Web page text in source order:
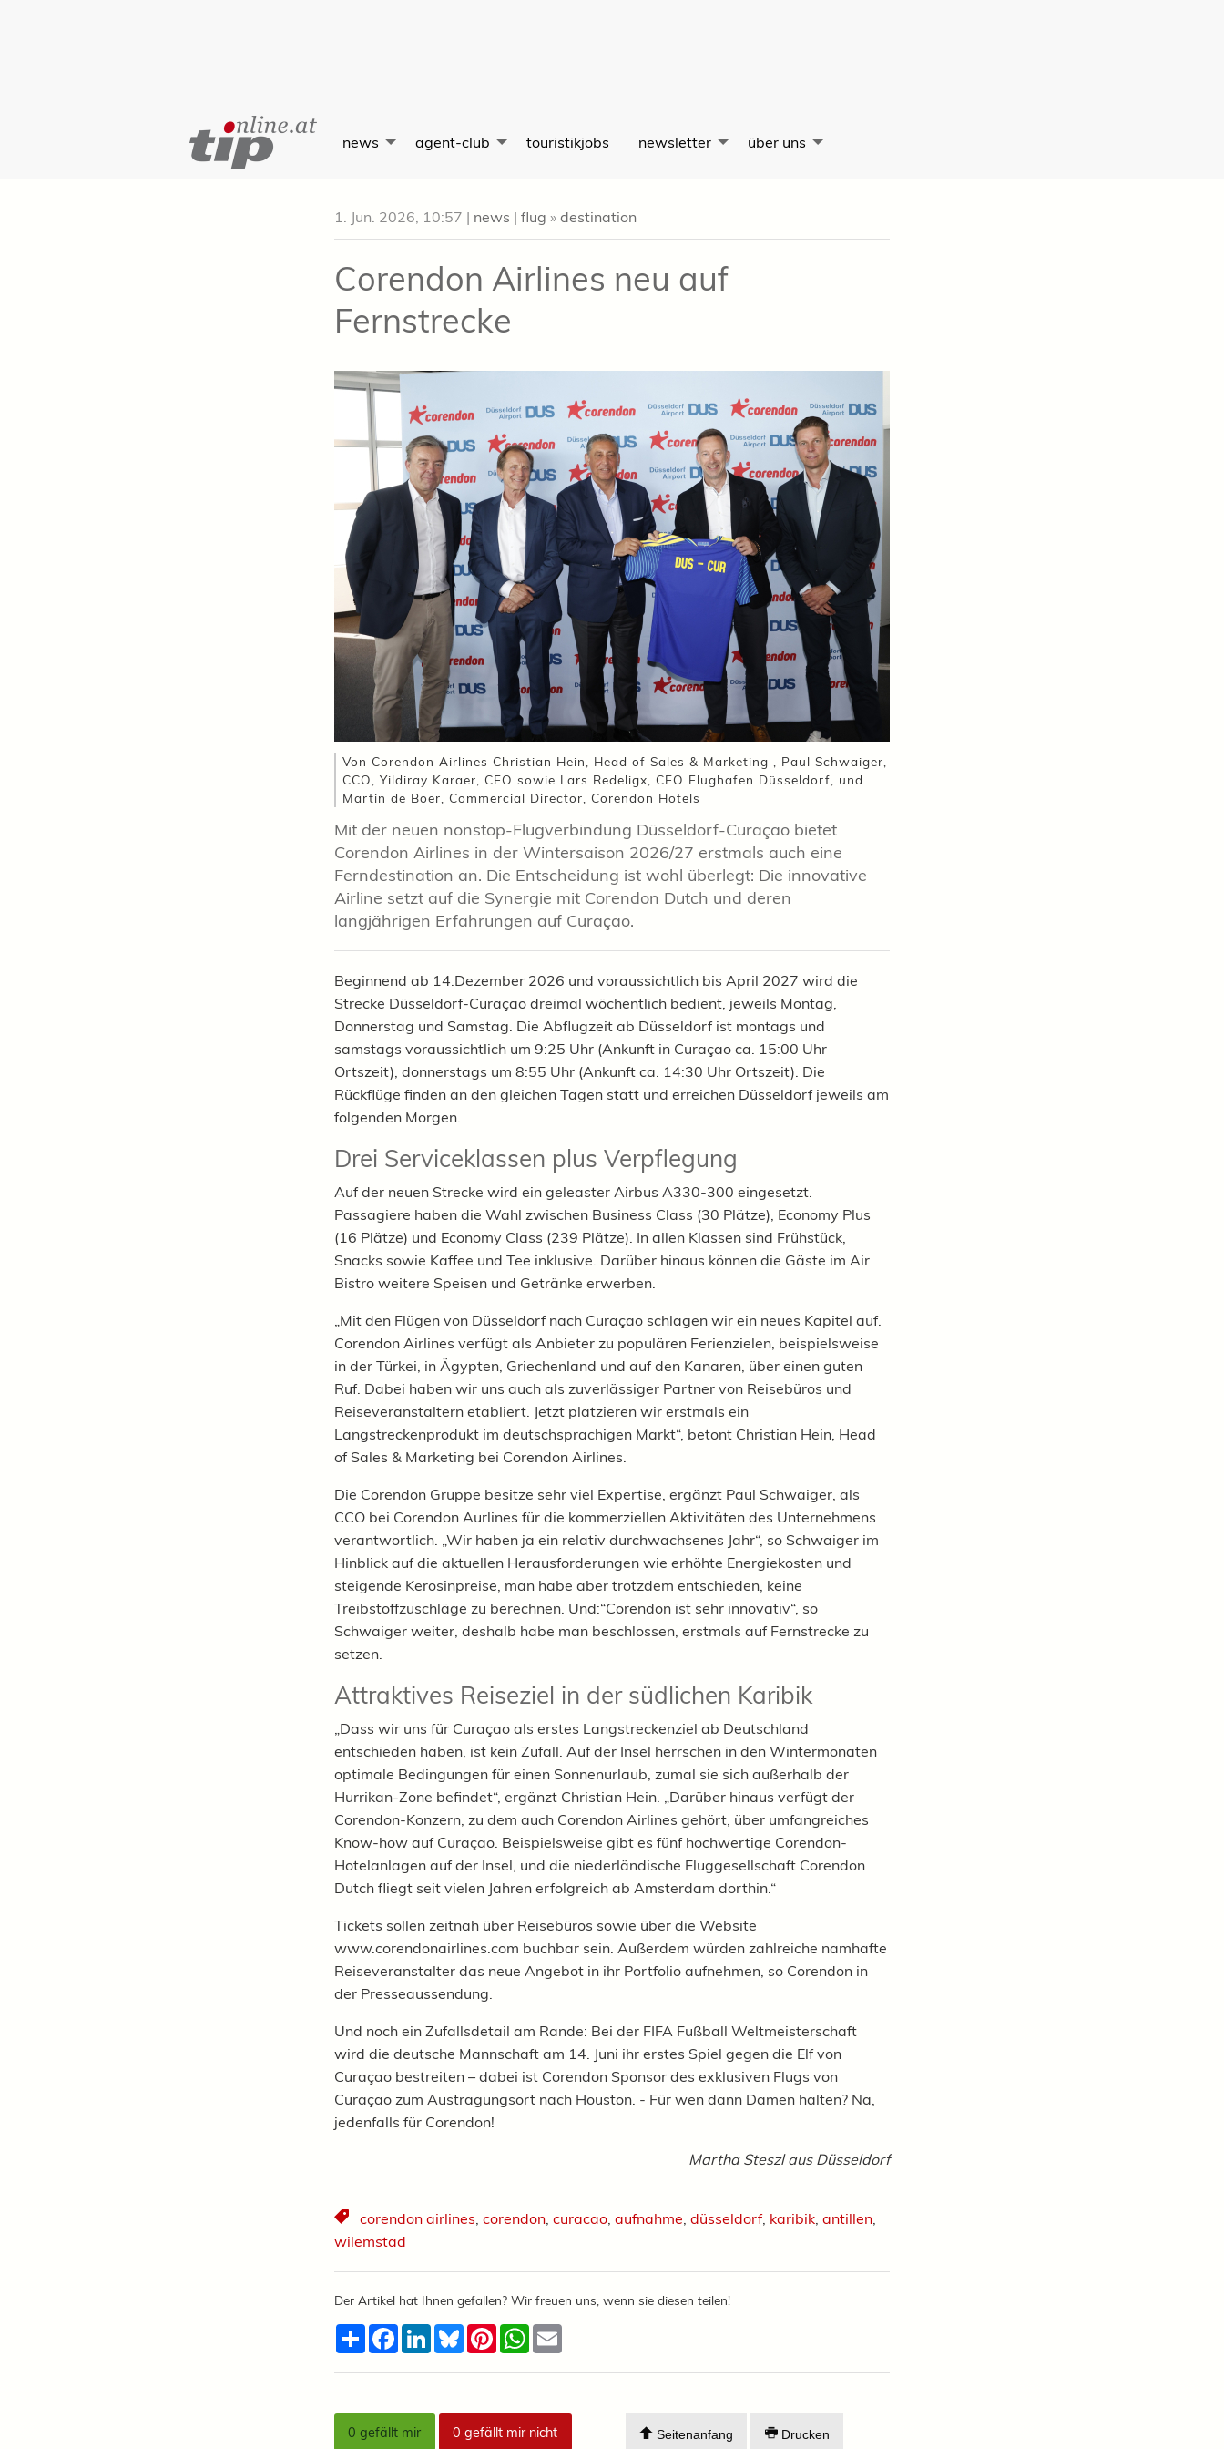
Content
news agent-club touristikjobs newsletter über uns
1. Jun. 2026, 10:57 | news | flug » destination
Corendon Airlines neu auf
Fernstrecke
Von Corendon Airlines Christian Hein, Head of Sales & Marketing , Paul Schwaiger,
CCO, Yildiray Karaer, CEO sowie Lars Redeligx, CEO Flughafen Düsseldorf, und
Martin de Boer, Commercial Director, Corendon Hotels
Mit der neuen nonstop-Flugverbindung Düsseldorf-Curaçao bietet
Corendon Airlines in der Wintersaison 2026/27 erstmals auch eine
Ferndestination an. Die Entscheidung ist wohl überlegt: Die innovative
Airline setzt auf die Synergie mit Corendon Dutch und deren
langjährigen Erfahrungen auf Curaçao.
Beginnend ab 14.Dezember 2026 und voraussichtlich bis April 2027 wird die
Strecke Düsseldorf-Curaçao dreimal wöchentlich bedient, jeweils Montag,
Donnerstag und Samstag. Die Abflugzeit ab Düsseldorf ist montags und
samstags voraussichtlich um 9:25 Uhr (Ankunft in Curaçao ca. 15:00 Uhr
Ortszeit), donnerstags um 8:55 Uhr (Ankunft ca. 14:30 Uhr Ortszeit). Die
Rückflüge finden an den gleichen Tagen statt und erreichen Düsseldorf jeweils am
folgenden Morgen.
Drei Serviceklassen plus Verpflegung
Auf der neuen Strecke wird ein geleaster Airbus A330-300 eingesetzt.
Passagiere haben die Wahl zwischen Business Class (30 Plätze), Economy Plus
(16 Plätze) und Economy Class (239 Plätze). In allen Klassen sind Frühstück,
Snacks sowie Kaffee und Tee inklusive. Darüber hinaus können die Gäste im Air
Bistro weitere Speisen und Getränke erwerben.
„Mit den Flügen von Düsseldorf nach Curaçao schlagen wir ein neues Kapitel auf.
Corendon Airlines verfügt als Anbieter zu populären Ferienzielen, beispielsweise
in der Türkei, in Ägypten, Griechenland und auf den Kanaren, über einen guten
Ruf. Dabei haben wir uns auch als zuverlässiger Partner von Reisebüros und
Reiseveranstaltern etabliert. Jetzt platzieren wir erstmals ein
Langstreckenprodukt im deutschsprachigen Markt“, betont Christian Hein, Head
of Sales & Marketing bei Corendon Airlines.
Die Corendon Gruppe besitze sehr viel Expertise, ergänzt Paul Schwaiger, als
CCO bei Corendon Aurlines für die kommerziellen Aktivitäten des Unternehmens
verantwortlich. „Wir haben ja ein relativ durchwachsenes Jahr“, so Schwaiger im
Hinblick auf die aktuellen Herausforderungen wie erhöhte Energiekosten und
steigende Kerosinpreise, man habe aber trotzdem entschieden, keine
Treibstoffzuschläge zu berechnen. Und:“Corendon ist sehr innovativ“, so
Schwaiger weiter, deshalb habe man beschlossen, erstmals auf Fernstrecke zu
setzen.
Attraktives Reiseziel in der südlichen Karibik
„Dass wir uns für Curaçao als erstes Langstreckenziel ab Deutschland
entschieden haben, ist kein Zufall. Auf der Insel herrschen in den Wintermonaten
optimale Bedingungen für einen Sonnenurlaub, zumal sie sich außerhalb der
Hurrikan-Zone befindet“, ergänzt Christian Hein. „Darüber hinaus verfügt der
Corendon-Konzern, zu dem auch Corendon Airlines gehört, über umfangreiches
Know-how auf Curaçao. Beispielsweise gibt es fünf hochwertige Corendon-
Hotelanlagen auf der Insel, und die niederländische Fluggesellschaft Corendon
Dutch fliegt seit vielen Jahren erfolgreich ab Amsterdam dorthin.“
Tickets sollen zeitnah über Reisebüros sowie über die Website
www.corendonairlines.com buchbar sein. Außerdem würden zahlreiche namhafte
Reiseveranstalter das neue Angebot in ihr Portfolio aufnehmen, so Corendon in
der Presseaussendung.
Und noch ein Zufallsdetail am Rande: Bei der FIFA Fußball Weltmeisterschaft
wird die deutsche Mannschaft am 14. Juni ihr erstes Spiel gegen die Elf von
Curaçao bestreiten – dabei ist Corendon Sponsor des exklusiven Flugs von
Curaçao zum Austragungsort nach Houston. - Für wen dann Damen halten? Na,
jedenfalls für Corendon!
Martha Steszl aus Düsseldorf
corendon airlines, corendon, curacao, aufnahme, düsseldorf, karibik, antillen,
wilemstad
Der Artikel hat Ihnen gefallen? Wir freuen uns, wenn sie diesen teilen!
TeilenFacebook
LinkedInBlueskyPinterestWhatsApp
0 gefällt mir 0 gefällt mir nicht Seitenanfang Drucken